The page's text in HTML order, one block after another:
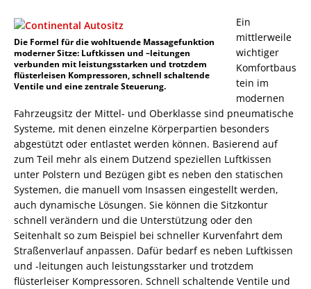
Die Formel für die wohltuende Massagefunktion
moderner Sitze: Luftkissen und –leitungen
verbunden mit leistungsstarken und trotzdem
flüsterleisen Kompressoren, schnell schaltende
Ventile und eine zentrale Steuerung.
Ein
mittlerweile
wichtiger
Komfortbaus
tein im
modernen
Fahrzeugsitz der Mittel- und Oberklasse sind pneumatische
Systeme, mit denen einzelne Körperpartien besonders
abgestützt oder entlastet werden können. Basierend auf
zum Teil mehr als einem Dutzend speziellen Luftkissen
unter Polstern und Bezügen gibt es neben den statischen
Systemen, die manuell vom Insassen eingestellt werden,
auch dynamische Lösungen. Sie können die Sitzkontur
schnell verändern und die Unterstützung oder den
Seitenhalt so zum Beispiel bei schneller Kurvenfahrt dem
Straßenverlauf anpassen. Dafür bedarf es neben Luftkissen
und -leitungen auch leistungsstarker und trotzdem
flüsterleiser Kompressoren. Schnell schaltende Ventile und